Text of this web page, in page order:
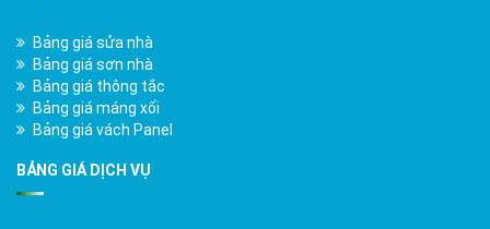
Bảng giá sửa nhà
Bảng giá sơn nhà
Bảng giá thông tắc
Bảng giá máng xối
Bảng giá vách Panel
BẢNG GIÁ DỊCH VỤ